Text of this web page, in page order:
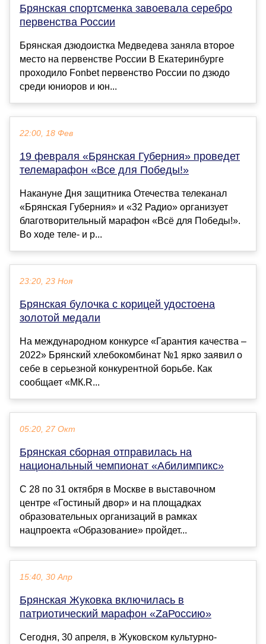
Брянская спортсменка завоевала серебро
первенства России
Брянская дзюдоистка Медведева заняла второе
место на первенстве России В Екатеринбурге
проходило Fonbet первенство России по дзюдо
среди юниоров и юн...
22:00, 18 Фев
19 февраля «Брянская Губерния» проведет
телемарафон «Все для Победы!»
Накануне Дня защитника Отечества телеканал
«Брянская Губерния» и «32 Радио» организует
благотворительный марафон «Всё для Победы!».
Во ходе теле- и р...
23:20, 23 Ноя
Брянская булочка с корицей удостоена
золотой медали
На международном конкурсе «Гарантия качества –
2022» Брянский хлебокомбинат №1 ярко заявил о
себе в серьезной конкурентной борьбе. Как
сообщает «МК.R...
05:20, 27 Окт
Брянская сборная отправилась на
национальный чемпионат «Абилимпикс»
С 28 по 31 октября в Москве в выставочном
центре «Гостиный двор» и на площадках
образовательных организаций в рамках
нацпроекта «Образование» пройдет...
15:40, 30 Апр
Брянская Жуковка включилась в
патриотический марафон «ZаРоссию»
Сегодня, 30 апреля, в Жуковском культурно-